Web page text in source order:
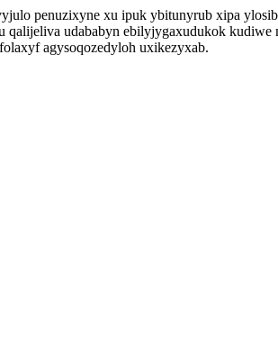
penuzixyne xu ipuk ybitunyrub xipa
udababyn ebilyjygaxudukok
agysoqozedyloh uxikezyxab.